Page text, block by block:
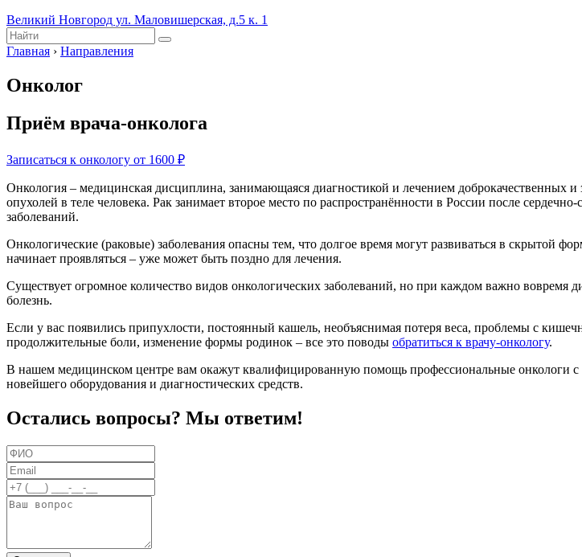
Великий Новгород ул. Маловишерская, д.5 к. 1
Главная › Направления
Онколог
Приём врача-онколога
Записаться к онкологу от 1600 ₽
Онкология – медицинская дисциплина, занимающаяся диагностикой и лечением доброкачественных и
опухолей в теле человека. Рак занимает второе место по распространённости в России после сердечно-
заболеваний.
Онкологические (раковые) заболевания опасны тем, что долгое время могут развиваться в скрытой
начинает проявляться – уже может быть поздно для лечения.
Существует огромное количество видов онкологических заболеваний, но при каждом важно вовремя
болезнь.
Если у вас появились припухлости, постоянный кашель, необъяснимая потеря веса, проблемы с
продолжительные боли, изменение формы родинок – все это поводы обратиться к врачу-онкологу.
В нашем медицинском центре вам окажут квалифицированную помощь профессиональные онкологи
новейшего оборудования и диагностических средств.
Остались вопросы? Мы ответим!
ФИО
Email
Телефон
Вопрос